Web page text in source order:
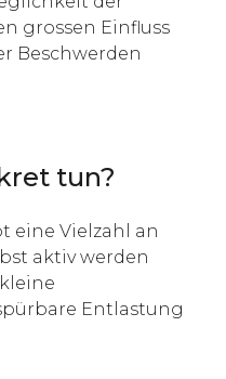
grossen Einfluss
Beschwerden
tun?
eine Vielzahl an
aktiv werden
Entlastung